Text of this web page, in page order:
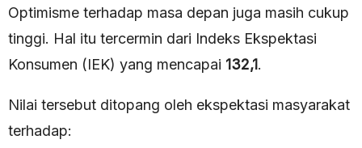
Optimisme terhadap masa depan juga masih cukup
tinggi. Hal itu tercermin dari Indeks Ekspektasi
Konsumen (IEK) yang mencapai 132,1.
Nilai tersebut ditopang oleh ekspektasi masyarakat
terhadap: